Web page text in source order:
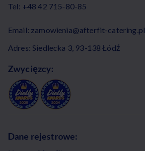
Tel: +48 42 715-80-85
Email: zamowienia@afterfit-catering.pl
Adres: Siedlecka 3, 93-138 Łódź
Zwycięzcy:
Dane rejestrowe: